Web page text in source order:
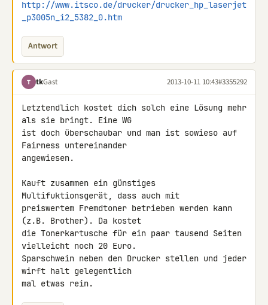
http://www.itsco.de/drucker/drucker_hp_laserjet
_p3005n_i2_5382_0.htm
Antwort
T tkGast 2013-10-11 10:43#3355292
Letztendlich kostet dich solch eine Lösung mehr
als sie bringt. Eine WG
ist doch überschaubar und man ist sowieso auf
Fairness untereinander
angewiesen.
Kauft zusammen ein günstiges
Multifuktionsgerät, dass auch mit
preiswertem Fremdtoner betrieben werden kann
(z.B. Brother). Da kostet
die Tonerkartusche für ein paar tausend Seiten
vielleicht noch 20 Euro.
Sparschwein neben den Drucker stellen und jeder
wirft halt gelegentlich
mal etwas rein.